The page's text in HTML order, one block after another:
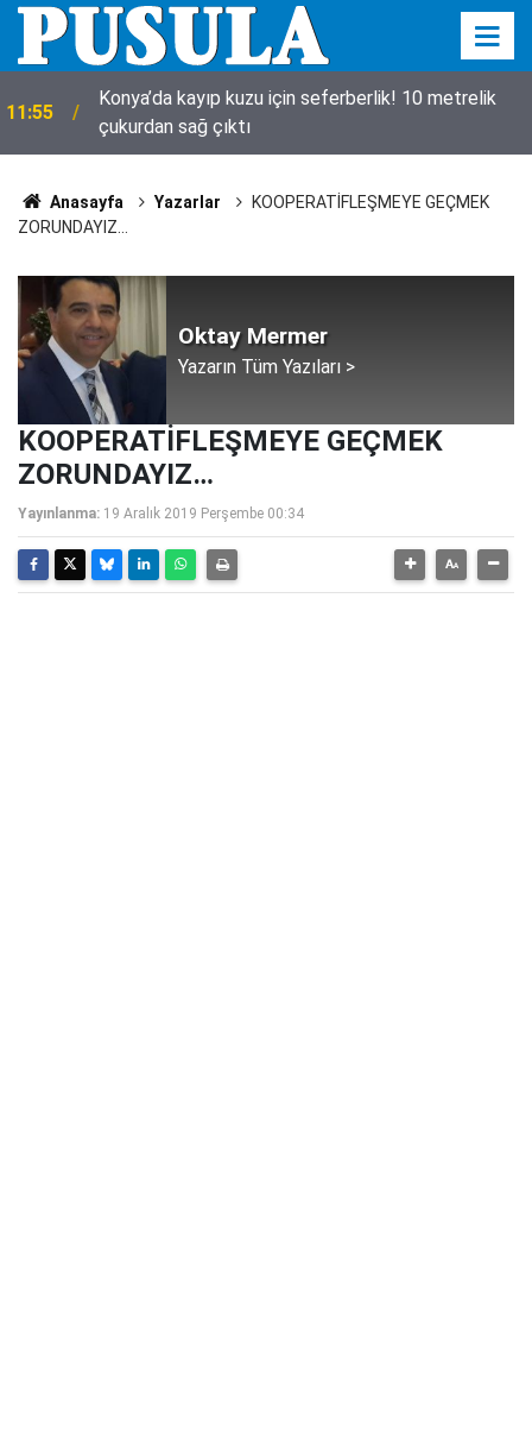
11:55
Konya’da kayıp kuzu için seferberlik! 10 metrelik
çukurdan sağ çıktı
Anasayfa Yazarlar
KOOPERATİFLEŞMEYE GEÇMEK
ZORUNDAYIZ…
Oktay Mermer
Yazarın Tüm Yazıları >
KOOPERATİFLEŞMEYE GEÇMEK
ZORUNDAYIZ…
Yayınlanma: 19 Aralık 2019 Perşembe 00:34